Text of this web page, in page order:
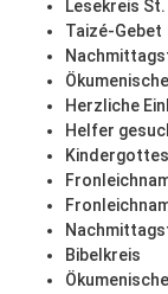
Lesekreis
Taizé-Gebet
Herzliche
Helfer
Bibelkreis